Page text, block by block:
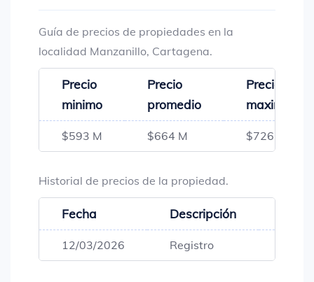
Guía de precios de propiedades en la
localidad Manzanillo, Cartagena.
Precio
minimo
Precio
promedio
Precio
maximo
$593 M $664 M $726 M
Historial de precios de la propiedad.
Fecha Descripción
12/03/2026 Registro